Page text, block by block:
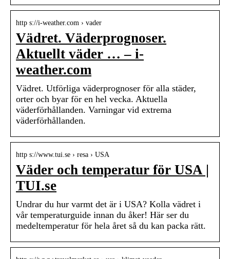
http s://i-weather.com › vader
Vädret. Väderprognoser.
Aktuellt väder … – i-
weather.com
Vädret. Utförliga väderprognoser för alla städer,
orter och byar för en hel vecka. Aktuella
väderförhållanden. Varningar vid extrema
väderförhållanden.
http s://www.tui.se › resa › USA
Väder och temperatur för USA |
TUI.se
Undrar du hur varmt det är i USA? Kolla vädret i
vår temperaturguide innan du åker! Här ser du
medeltemperatur för hela året så du kan packa rätt.